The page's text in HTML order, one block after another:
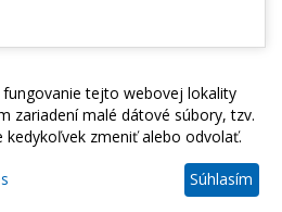
tejto webovej lokality
zariadení malé dátové súbory, tzv.
zmeniť alebo odvolať.
Súhlasím